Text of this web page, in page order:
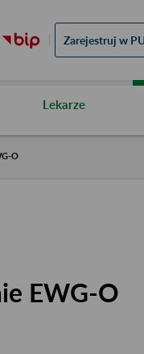
Zarejestruj w
Lekarze
O
EWG-O